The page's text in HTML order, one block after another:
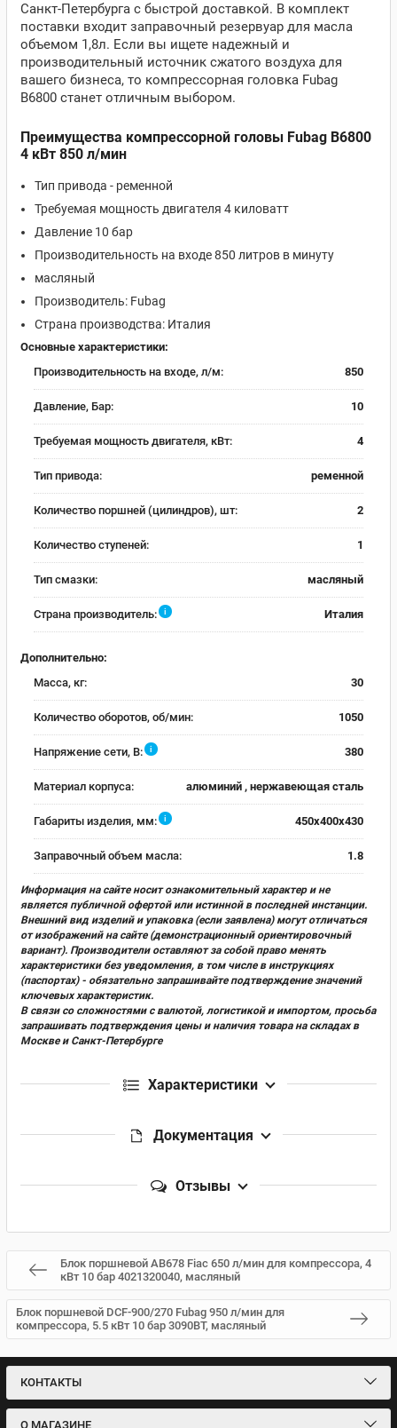
Санкт-Петербурга с быстрой доставкой. В комплект
поставки входит заправочный резервуар для масла
объемом 1,8л. Если вы ищете надежный и
производительный источник сжатого воздуха для
вашего бизнеса, то компрессорная головка Fubag
B6800 станет отличным выбором.
Преимущества компрессорной головы Fubag B6800
4 кВт 850 л/мин
Тип привода - ременной
Требуемая мощность двигателя 4 киловатт
Давление 10 бар
Производительность на входе 850 литров в минуту
масляный
Производитель: Fubag
Страна производства: Италия
Основные характеристики:
Производительность на входе, л/м:
850
Давление, Бар: 10
Требуемая мощность двигателя, кВт: 4
Тип привода: ременной
Количество поршней (цилиндров), шт: 2
Количество ступеней: 1
Тип смазки: масляный
Страна производитель: i Италия
Дополнительно:
Масса, кг:
30
Количество оборотов, об/мин: 1050
Напряжение сети, В: i 380
Материал корпуса: алюминий , нержавеющая сталь
Габариты изделия, мм: i 450x400x430
Заправочный объем масла: 1.8
Информация на сайте носит ознакомительный характер и не
является публичной офертой или истинной в последней инстанции.
Внешний вид изделий и упаковка (если заявлена) могут отличаться
от изображений на сайте (демонстрационный ориентировочный
вариант). Производители оставляют за собой право менять
характеристики без уведомления, в том числе в инструкциях
(паспортах) - обязательно запрашивайте подтверждение значений
ключевых характеристик.
В связи со сложностями с валютой, логистикой и импортом, просьба
запрашивать подтверждения цены и наличия товара на складах в
Москве и Санкт-Петербурге
Характеристики
Документация
Отзывы
Блок поршневой AB678 Fiac 650 л/мин для компрессора, 4
кВт 10 бар 4021320040, масляный
Блок поршневой DCF-900/270 Fubag 950 л/мин для
компрессора, 5.5 кВт 10 бар 3090BT, масляный
КОНТАКТЫ
О МАГАЗИНЕ